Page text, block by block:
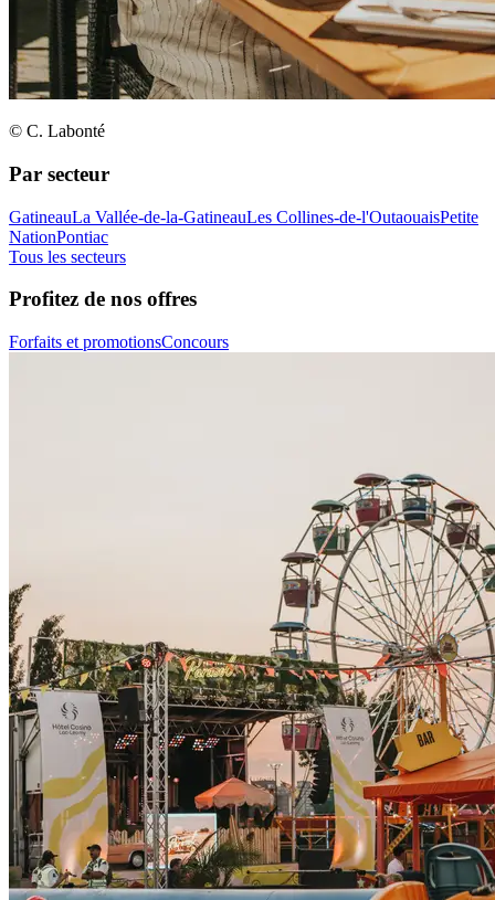
© C. Labonté
Par secteur
GatineauLa Vallée-de-la-GatineauLes Collines-de-l'OutaouaisPetite
NationPontiac
Tous les secteurs
Profitez de nos offres
Forfaits et promotionsConcours